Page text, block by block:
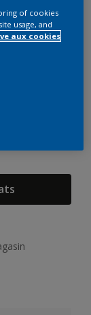
de couleur
of cookies
usage, and
aux cookies